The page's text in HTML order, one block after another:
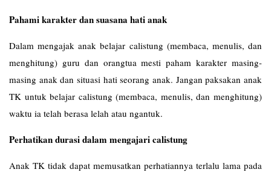
Pahami karakter dan suasana hati anak
Dalam mengajak anak belajar calistung (membaca, menulis, dan
menghitung) guru dan orangtua mesti paham karakter masing-
masing anak dan situasi hati seorang anak. Jangan paksakan anak
TK untuk belajar calistung (membaca, menulis, dan menghitung)
waktu ia telah berasa lelah atau ngantuk.
Perhatikan durasi dalam mengajari calistung
Anak TK tidak dapat memusatkan perhatiannya terlalu lama pada